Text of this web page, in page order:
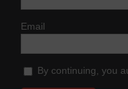
Email
By continuing, you